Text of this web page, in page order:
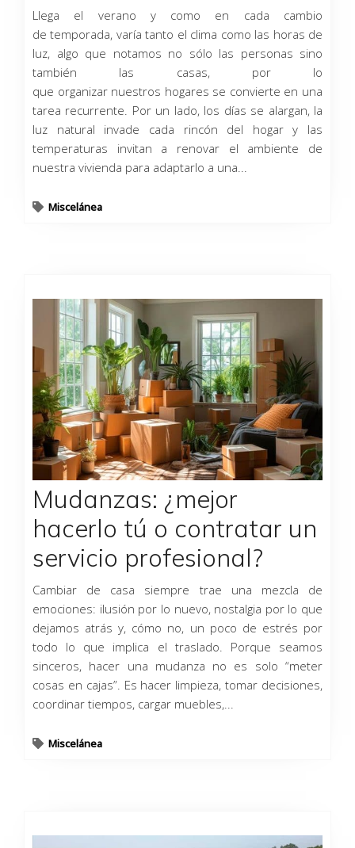
Llega el verano y como en cada cambio
de temporada, varía tanto el clima como las horas de
luz, algo que notamos no sólo las personas sino
también las casas, por lo
que organizar nuestros hogares se convierte en una
tarea recurrente. Por un lado, los días se alargan, la
luz natural invade cada rincón del hogar y las
temperaturas invitan a renovar el ambiente de
nuestra vivienda para adaptarlo a una...
Miscelánea
Mudanzas: ¿mejor
hacerlo tú o contratar un
servicio profesional?
Cambiar de casa siempre trae una mezcla de
emociones: ilusión por lo nuevo, nostalgia por lo que
dejamos atrás y, cómo no, un poco de estrés por
todo lo que implica el traslado. Porque seamos
sinceros, hacer una mudanza no es solo “meter
cosas en cajas”. Es hacer limpieza, tomar decisiones,
coordinar tiempos, cargar muebles,...
Miscelánea